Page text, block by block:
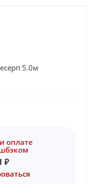
5.0м
оплате
₽